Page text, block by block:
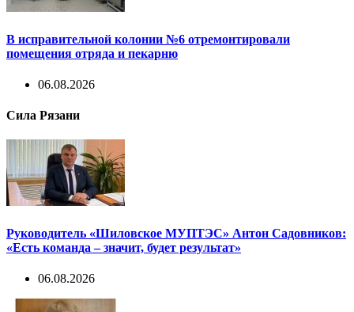
В исправительной колонии №6 отремонтировали
помещения отряда и пекарню
06.08.2026
Сила Рязани
Руководитель «Шиловское МУПТЭС» Антон Садовников:
«Есть команда – значит, будет результат»
06.08.2026